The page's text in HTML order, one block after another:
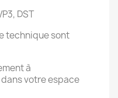
DST
technique sont
à
votre espace